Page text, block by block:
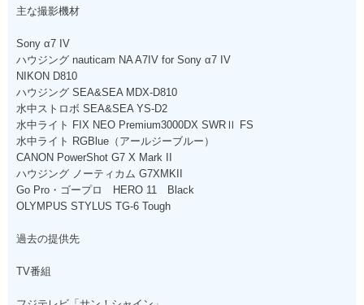
主な撮影機材
Sony α7 IV
ハウジング nauticam NA A7IV for Sony α7 IV
NIKON D810
ハウジング SEA&SEA MDX-D810
水中ストロボ SEA&SEA YS-D2
水中ライト FIX NEO Premium3000DX SWRⅡ FS
水中ライト RGBlue（アールジーブルー）
CANON PowerShot G7 X Mark II
ハウジング ノーティカム G7XMKII
Go Pro・ゴープロ HERO 11 Black
OLYMPUS STYLUS TG-6 Tough
過去の提供先
TV番組